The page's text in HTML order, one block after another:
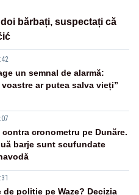
bărbați, suspectați că
un semnal de alarmă:
voastre ar putea salva vieți”
cronometru pe Dunăre.
barje sunt scufundate
de poliție pe Waze? Decizia